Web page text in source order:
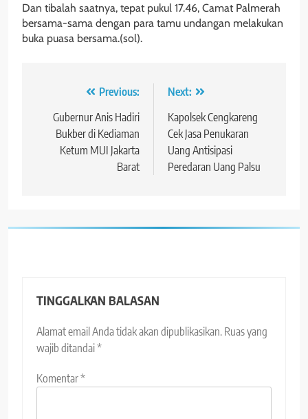
Dan tibalah saatnya, tepat pukul 17.46, Camat Palmerah
bersama-sama dengan para tamu undangan melakukan
buka puasa bersama.(sol).
Navigasi
pos
Previous:
Gubernur Anis Hadiri
Bukber di Kediaman
Ketum MUI Jakarta
Barat
Next:
Kapolsek Cengkareng
Cek Jasa Penukaran
Uang Antisipasi
Peredaran Uang Palsu
TINGGALKAN BALASAN
Alamat email Anda tidak akan dipublikasikan. Ruas yang
wajib ditandai*
Komentar*